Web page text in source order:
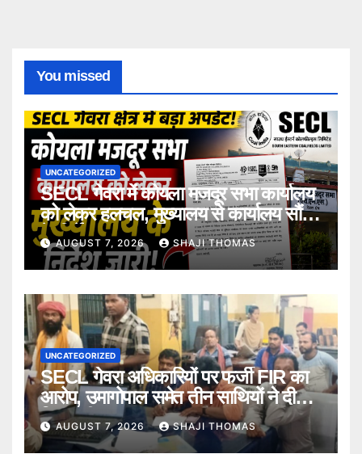
You missed
UNCATEGORIZED
SECL गेवरा में कोयला मजदूर सभा कार्यालय
को लेकर हलचल, मुख्यालय से कार्यालय सौंपने
के निर्देश।
AUGUST 7, 2026 SHAJI THOMAS
UNCATEGORIZED
SECL गेवरा अधिकारियों पर फर्जी FIR का
आरोप, उमागोपाल समेत तीन साथियों ने दी
गिरफ्तारी।
AUGUST 7, 2026 SHAJI THOMAS